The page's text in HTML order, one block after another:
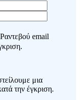
Ραντεβού email
μια
την έγκριση.